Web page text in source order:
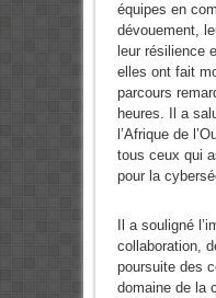
équipes en
dévouement,
leur résilience
elles ont fait
parcours
heures. Il a
l’Afrique de
tous ceux qui
pour la
Il a souligné
collaboration,
poursuite des
domaine de la